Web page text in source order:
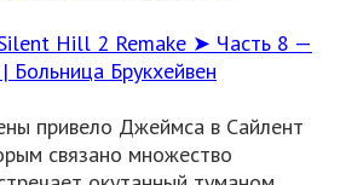
Hill 2 Remake ➤ Часть 8 —
Больница Брукхейвен
привело Джеймса в Сайлент
связано множество